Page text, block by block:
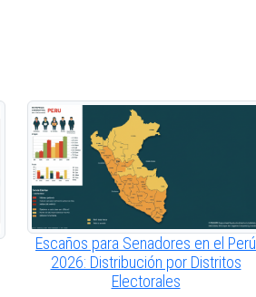
Escaños para Senadores en el Perú
2026: Distribución por Distritos
Electorales